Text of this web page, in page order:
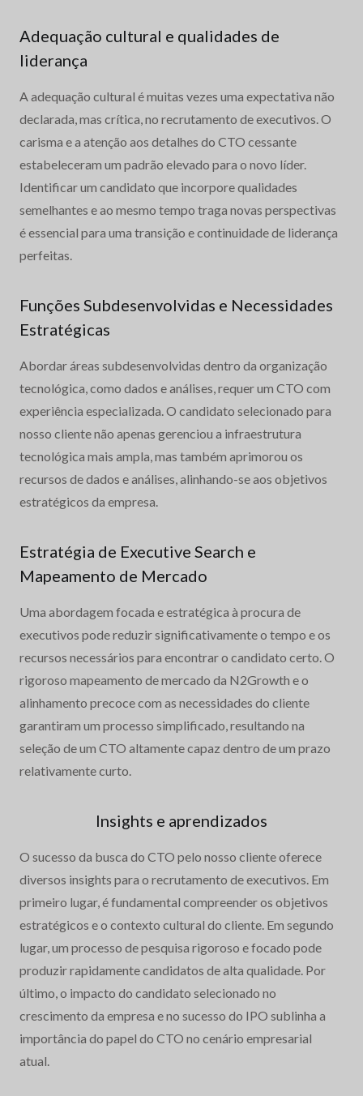
Adequação cultural e qualidades de
liderança
A adequação cultural é muitas vezes uma expectativa não
declarada, mas crítica, no recrutamento de executivos. O
carisma e a atenção aos detalhes do CTO cessante
estabeleceram um padrão elevado para o novo líder.
Identificar um candidato que incorpore qualidades
semelhantes e ao mesmo tempo traga novas perspectivas
é essencial para uma transição e continuidade de liderança
perfeitas.
Funções Subdesenvolvidas e Necessidades
Estratégicas
Abordar áreas subdesenvolvidas dentro da organização
tecnológica, como dados e análises, requer um CTO com
experiência especializada. O candidato selecionado para
nosso cliente não apenas gerenciou a infraestrutura
tecnológica mais ampla, mas também aprimorou os
recursos de dados e análises, alinhando-se aos objetivos
estratégicos da empresa.
Estratégia de Executive Search e
Mapeamento de Mercado
Uma abordagem focada e estratégica à procura de
executivos pode reduzir significativamente o tempo e os
recursos necessários para encontrar o candidato certo. O
rigoroso mapeamento de mercado da N2Growth e o
alinhamento precoce com as necessidades do cliente
garantiram um processo simplificado, resultando na
seleção de um CTO altamente capaz dentro de um prazo
relativamente curto.
Insights e aprendizados
O sucesso da busca do CTO pelo nosso cliente oferece
diversos insights para o recrutamento de executivos. Em
primeiro lugar, é fundamental compreender os objetivos
estratégicos e o contexto cultural do cliente. Em segundo
lugar, um processo de pesquisa rigoroso e focado pode
produzir rapidamente candidatos de alta qualidade. Por
último, o impacto do candidato selecionado no
crescimento da empresa e no sucesso do IPO sublinha a
importância do papel do CTO no cenário empresarial
atual.